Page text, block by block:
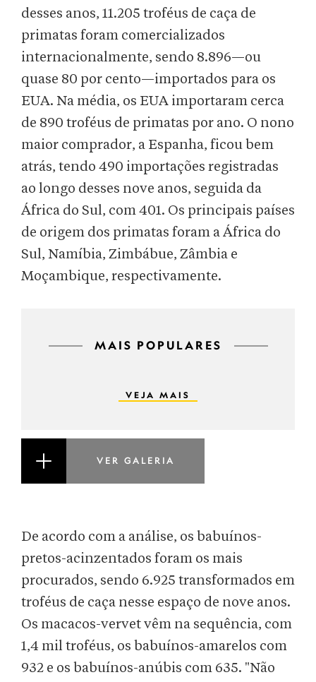
desses anos, 11.205 troféus de caça de
primatas foram comercializados
internacionalmente, sendo 8.896—ou
quase 80 por cento—importados para os
EUA. Na média, os EUA importaram cerca
de 890 troféus de primatas por ano. O nono
maior comprador, a Espanha, ficou bem
atrás, tendo 490 importações registradas
ao longo desses nove anos, seguida da
África do Sul, com 401. Os principais países
de origem dos primatas foram a África do
Sul, Namíbia, Zimbábue, Zâmbia e
Moçambique, respectivamente.
MAIS POPULARES
VEJA MAIS
VER GALERIA
De acordo com a análise, os babuínos-
pretos-acinzentados foram os mais
procurados, sendo 6.925 transformados em
troféus de caça nesse espaço de nove anos.
Os macacos-vervet vêm na sequência, com
1,4 mil troféus, os babuínos-amarelos com
932 e os babuínos-anúbis com 635. "Não